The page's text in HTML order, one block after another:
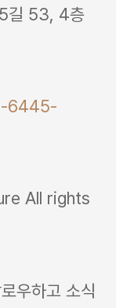
5길 53, 4층
6445-
All rights
우하고 소식